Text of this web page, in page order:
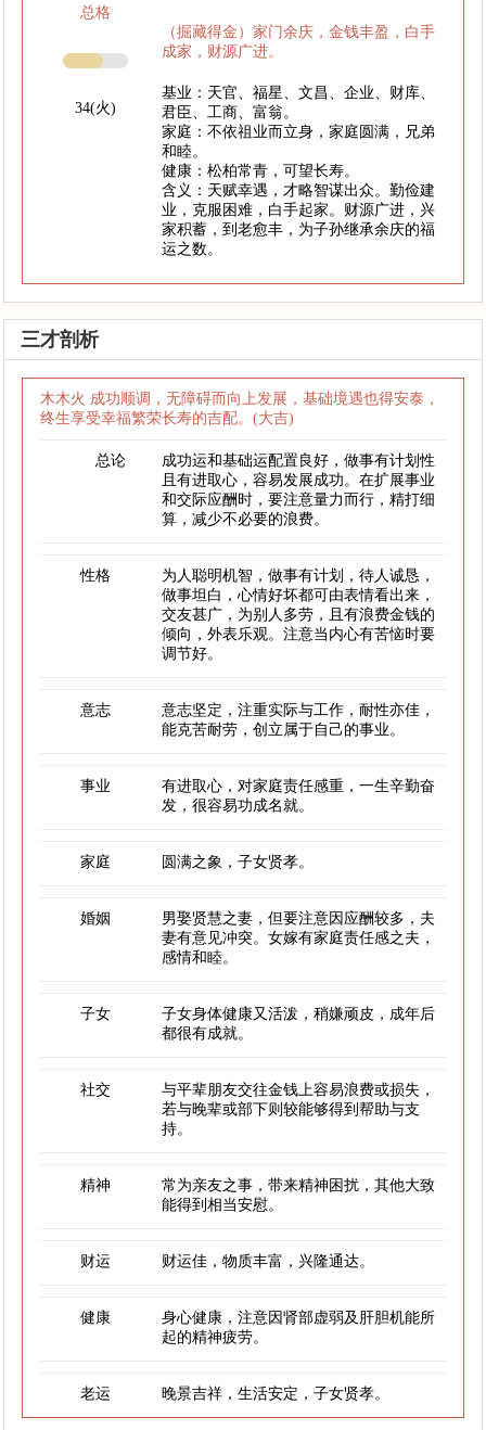
总格
34(火)
（掘藏得金）家门余庆，金钱丰盈，白手
成家，财源广进。
基业：天官、福星、文昌、企业、财库、
君臣、工商、富翁。
家庭：不依祖业而立身，家庭圆满，兄弟
和睦。
健康：松柏常青，可望长寿。
含义：天赋幸遇，才略智谋出众。勤俭建
业，克服困难，白手起家。财源广进，兴
家积蓄，到老愈丰，为子孙继承余庆的福
运之数。
三才剖析
木木火 成功顺调，无障碍而向上发展，基础境遇也得安泰，
终生享受幸福繁荣长寿的吉配。(大吉)
总论
成功运和基础运配置良好，做事有计划性
且有进取心，容易发展成功。在扩展事业
和交际应酬时，要注意量力而行，精打细
算，减少不必要的浪费。
性格
为人聪明机智，做事有计划，待人诚恳，
做事坦白，心情好坏都可由表情看出来，
交友甚广，为别人多劳，且有浪费金钱的
倾向，外表乐观。注意当内心有苦恼时要
调节好。
意志
意志坚定，注重实际与工作，耐性亦佳，
能克苦耐劳，创立属于自己的事业。
事业
有进取心，对家庭责任感重，一生辛勤奋
发，很容易功成名就。
家庭 圆满之象，子女贤孝。
婚姻
男娶贤慧之妻，但要注意因应酬较多，夫
妻有意见冲突。女嫁有家庭责任感之夫，
感情和睦。
子女
子女身体健康又活泼，稍嫌顽皮，成年后
都很有成就。
社交
与平辈朋友交往金钱上容易浪费或损失，
若与晚辈或部下则较能够得到帮助与支
持。
精神
常为亲友之事，带来精神困扰，其他大致
能得到相当安慰。
财运 财运佳，物质丰富，兴隆通达。
健康
身心健康，注意因肾部虚弱及肝胆机能所
起的精神疲劳。
老运 晚景吉祥，生活安定，子女贤孝。